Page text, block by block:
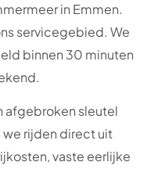
in Emmen.
servicegebied. We
binnen 30 minuten
afgebroken sleutel
rijden direct uit
vaste eerlijke